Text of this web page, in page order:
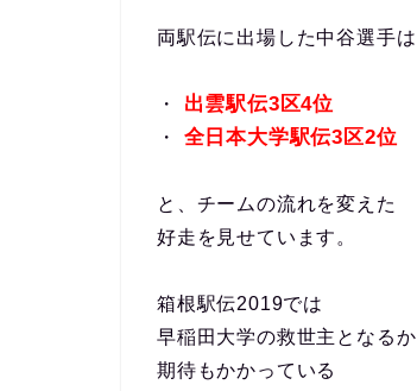
両駅伝に出場した中谷選手は
・ 出雲駅伝3区4位
・ 全日本大学駅伝3区2位
と、チームの流れを変えた
好走を見せています。
箱根駅伝2019では
早稲田大学の救世主となるか
期待もかかっている